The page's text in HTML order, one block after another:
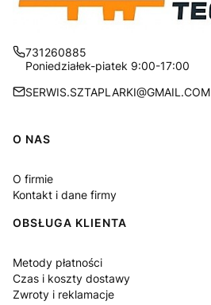
731260885
Poniedziałek-piatek 9:00-17:00
SERWIS.SZTAPLARKI@GMAIL.COM
Linki w stopce
O NAS
O firmie
Kontakt i dane firmy
OBSŁUGA KLIENTA
Metody płatności
Czas i koszty dostawy
Zwroty i reklamacje